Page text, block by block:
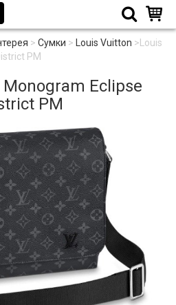
> Сумки > Louis Vuitton > Louis
PM
Eclipse
PM